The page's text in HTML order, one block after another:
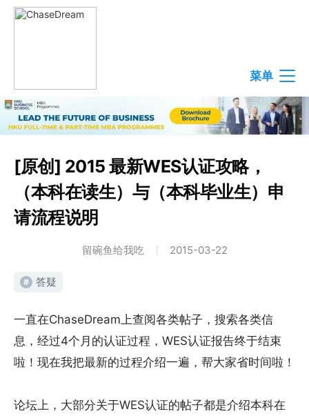
菜单
[原创] 2015 最新WES认证攻略，
（本科在读生）与（本科毕业生）申
请流程说明
留碗鱼给我吃 2015-03-22
# 答疑
一直在ChaseDream上查阅各类帖子，搜索各类信
息，经过4个月的认证过程，WES认证报告终于结束
啦！现在我把最新的过程介绍一遍，帮大家省时间啦！
论坛上，大部分关于WES认证的帖子都是介绍本科在